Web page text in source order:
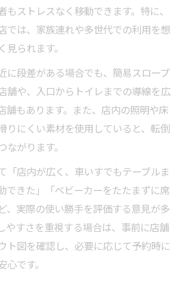
もストレスなく移動できます。特に、
では、家族連れや多世代での利用を想
られます。
に段差がある場合でも、簡易スロープ
舗や、入口からトイレまでの導線を広
舗もあります。また、店内の照明や床
りにくい素材を使用していると、転倒
ながります。
「店内が広く、車いすでもテーブルま
できた」「ベビーカーをたたまずに席
、実際の使い勝手を評価する意見が多
やすさを重視する場合は、事前に店舗
ト図を確認し、必要に応じて予約時に
です。